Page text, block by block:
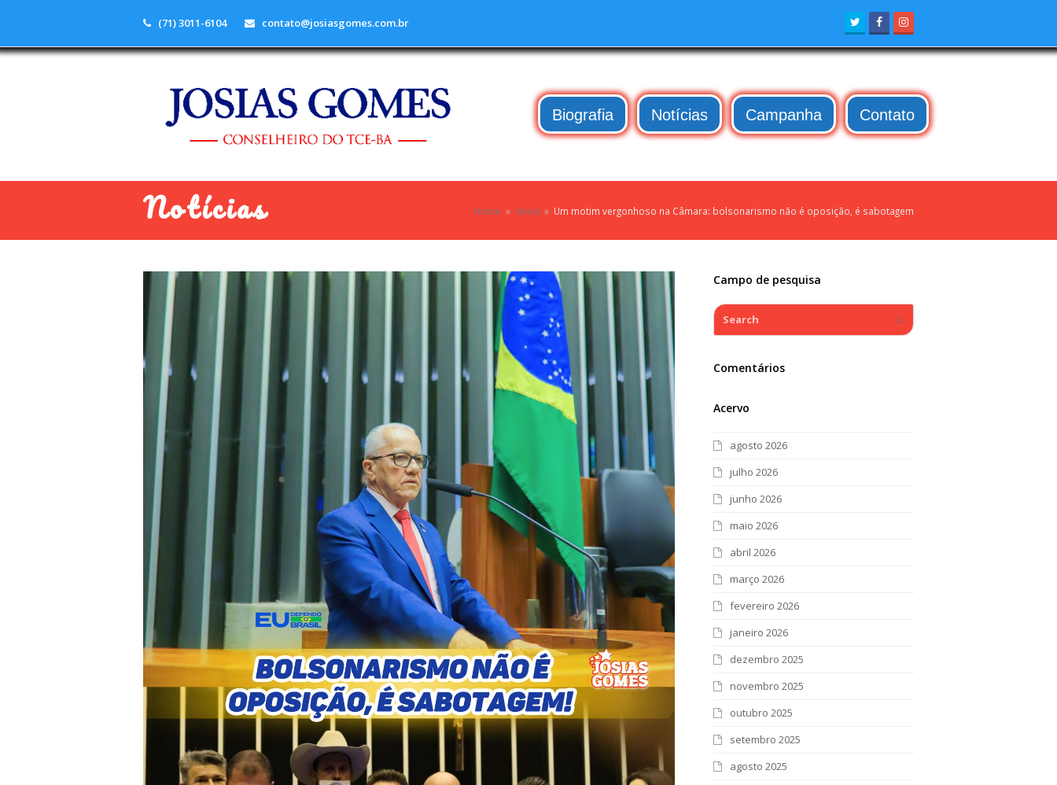
(71) 3011-6104 contato@josiasgomes.com.br TwitterFacebook
Biografia Notícias Campanha Contato
Notícias Home » Geral » Um motim vergonhoso na Câmara: bolsonarismo não é oposição, é sabotagem
Campo de pesquisa
Search
Comentários
Acervo
agosto 2026
julho 2026
junho 2026
maio 2026
abril 2026
março 2026
fevereiro 2026
janeiro 2026
dezembro 2025
novembro 2025
outubro 2025
setembro 2025
agosto 2025